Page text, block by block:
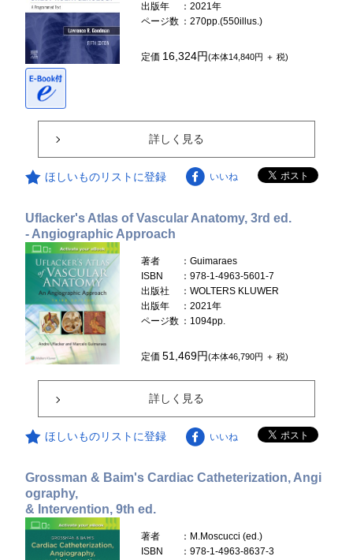
出版年
：2021年
ページ数 ：270pp.(550illus.)
定価 16,324円(本体14,840円 ＋ 税)
詳しく見る
ほしいものリストに登録 いいね
Uflacker's Atlas of Vascular Anatomy, 3rd ed.
- Angiographic Approach
著者
：Guimaraes
ISBN
：978-1-4963-5601-7
出版社
：WOLTERS KLUWER
出版年
：2021年
ページ数 ：1094pp.
定価51,469円(本体46,790円 ＋ 税)
詳しく見る
ほしいものリストに登録 いいね
Grossman & Baim's Cardiac Catheterization, Angi
ography,
& Intervention, 9th ed.
著者
：M.Moscucci (ed.)
ISBN
：978-1-4963-8637-3